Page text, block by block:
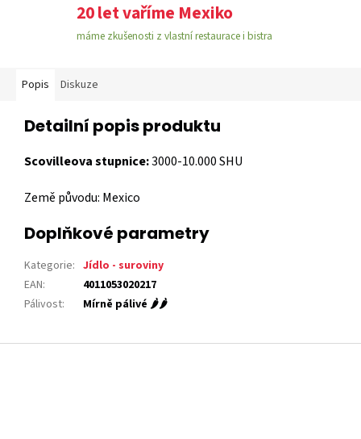
20 let vaříme Mexiko
máme zkušenosti z vlastní restaurace i bistra
Popis Diskuze
Detailní popis produktu
Scovilleova stupnice:3000-10.000SHU
Země původu: Mexico
Doplňkové parametry
Kategorie: Jídlo - suroviny
EAN:
4011053020217
Pálivost: Mírně pálivé 🌶️🌶️
Z